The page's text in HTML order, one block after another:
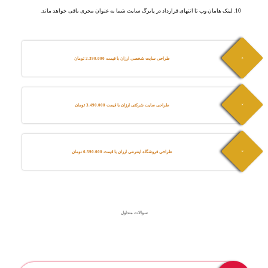
لینک هامان وب تا انتهای قرارداد در پابرگ سایت شما به عنوان مجری باقی خواهد ماند.
طراحی سایت شخصی ارزان با قیمت 2.390.000 تومان
طراحی سایت شرکتی ارزان با قیمت 3.490.000 تومان
طراحی فروشگاه اینترنتی ارزان با قیمت 6.590.000 تومان